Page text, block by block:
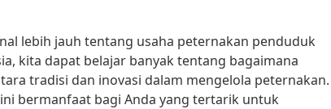
lebih jauh tentang usaha peternakan penduduk
kita dapat belajar banyak tentang bagaimana
tradisi dan inovasi dalam mengelola peternakan.
bermanfaat bagi Anda yang tertarik untuk